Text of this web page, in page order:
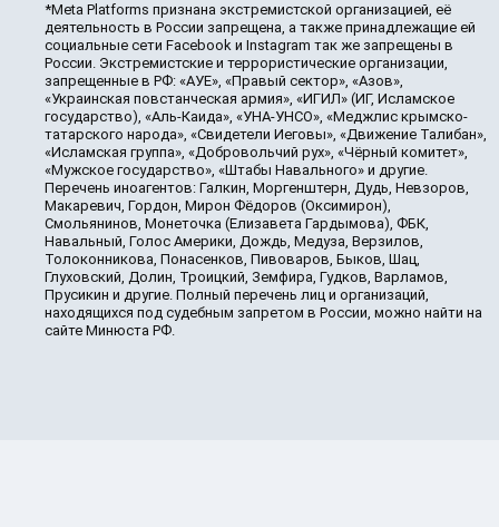
*Meta Platforms признана экстремистской организацией, её
деятельность в России запрещена, а также принадлежащие ей
социальные сети Facebook и Instagram так же запрещены в
России. Экстремистские и террористические организации,
запрещенные в РФ: «АУЕ», «Правый сектор», «Азов»,
«Украинская повстанческая армия», «ИГИЛ» (ИГ, Исламское
государство), «Аль-Каида», «УНА-УНСО», «Меджлис крымско-
татарского народа», «Свидетели Иеговы», «Движение Талибан»,
«Исламская группа», «Добровольчий рух», «Чёрный комитет»,
«Мужское государство», «Штабы Навального» и другие.
Перечень иноагентов: Галкин, Моргенштерн, Дудь, Невзоров,
Макаревич, Гордон, Мирон Фёдоров (Оксимирон),
Смольянинов, Монеточка (Елизавета Гардымова), ФБК,
Навальный, Голос Америки, Дождь, Медуза, Верзилов,
Толоконникова, Понасенков, Пивоваров, Быков, Шац,
Глуховский, Долин, Троицкий, Земфира, Гудков, Варламов,
Прусикин и другие. Полный перечень лиц и организаций,
находящихся под судебным запретом в России, можно найти на
сайте Минюста РФ.